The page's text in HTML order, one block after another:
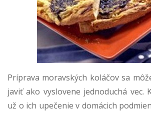
Príprava moravských koláčov sa
javiť ako vyslovene jednoduchá vec.
už o ich upečenie v domácich